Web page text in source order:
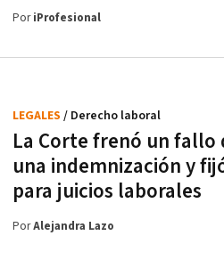
PoriProfesional
La Corte frenó un
una indemnización y
para juicios laborales
LEGALES / Derecho laboral
PorAlejandra Lazo